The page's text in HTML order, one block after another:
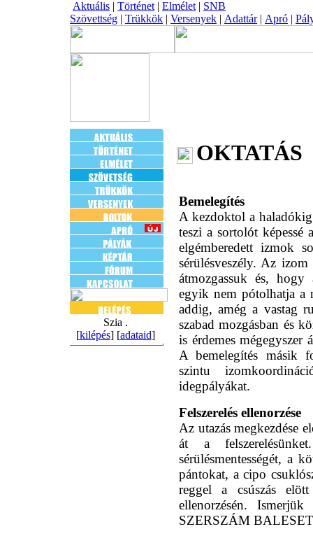
Aktuális | Történet | Elmélet | SNB
Szövettség | Trükkök | Versenyek | Adattár| Apró |
Szia .
[kilépés] [adataid]
OKTATÁS
Bemelegítés
A kezdoktol a
teszi a sortolót képessé
elgémberedett izmok
sérülésveszély. Az
átmozgassuk és,
egyik nem pótolhatja a
addig, amég a vastag
szabad mozgásban és
is érdemes mégegyszer
A bemelegítés másik
szintu
idegpályákat.
Felszerelés ellenorzése
Az utazás megkezdése
át a
sérülésmentességét, a
pántokat, a cipo
reggel a csúszás
ellenorzésén.
SZERSZÁM